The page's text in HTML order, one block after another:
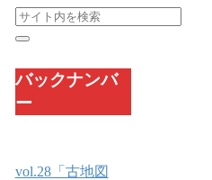
バックナンバ
ー
vol.28「古地図